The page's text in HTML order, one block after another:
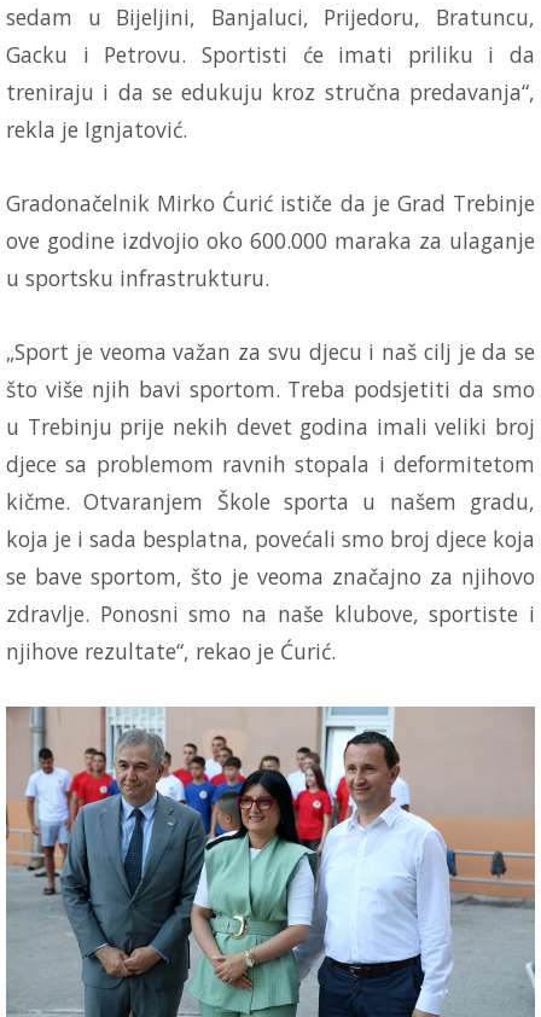
sedam u Bijeljini, Banjaluci, Prijedoru, Bratuncu,
Gacku i Petrovu. Sportisti će imati priliku i da
treniraju i da se edukuju kroz stručna predavanja“,
rekla je Ignjatović.
Gradonačelnik Mirko Ćurić ističe da je Grad Trebinje
ove godine izdvojio oko 600.000 maraka za ulaganje
u sportsku infrastrukturu.
„Sport je veoma važan za svu djecu i naš cilj je da se
što više njih bavi sportom. Treba podsjetiti da smo
u Trebinju prije nekih devet godina imali veliki broj
djece sa problemom ravnih stopala i deformitetom
kičme. Otvaranjem Škole sporta u našem gradu,
koja je i sada besplatna, povećali smo broj djece koja
se bave sportom, što je veoma značajno za njihovo
zdravlje. Ponosni smo na naše klubove, sportiste i
njihove rezultate“, rekao je Ćurić.